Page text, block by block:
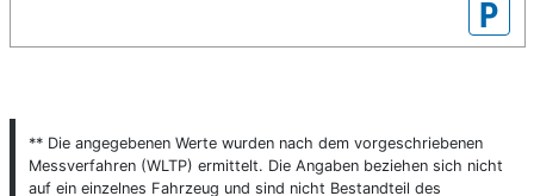
P
** Die angegebenen Werte wurden nach dem vorgeschriebenen
Messverfahren (WLTP) ermittelt. Die Angaben beziehen sich nicht
auf ein einzelnes Fahrzeug und sind nicht Bestandteil des